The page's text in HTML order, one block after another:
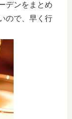
デンをまとめ
ので、早く行